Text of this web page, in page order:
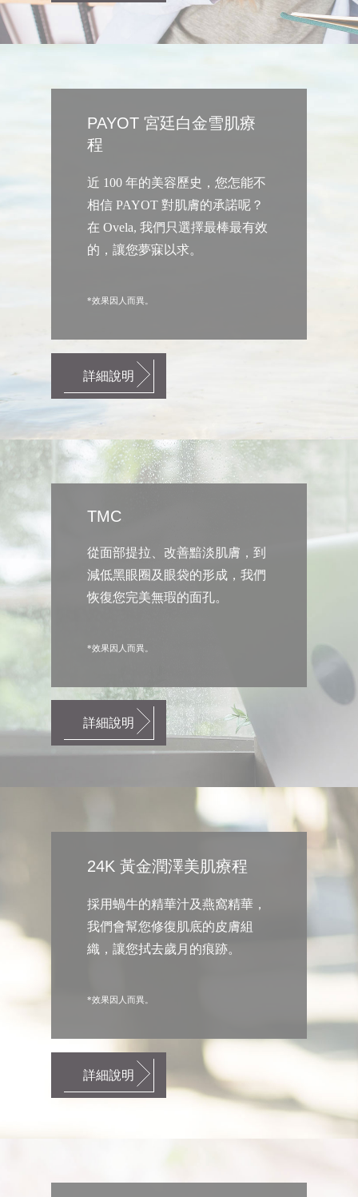
PAYOT 宮廷白金雪肌療
程
近 100 年的美容歷史，您怎能不
相信 PAYOT 對肌膚的承諾呢？
在 Ovela, 我們只選擇最棒最有效
的，讓您夢寐以求。
*效果因人而異。
詳細說明
TMC
從面部提拉、改善黯淡肌膚，到
減低黑眼圈及眼袋的形成，我們
恢復您完美無瑕的面孔。
*效果因人而異。
詳細說明
24K 黃金潤澤美肌療程
採用蝸牛的精華汁及燕窩精華，
我們會幫您修復肌底的皮膚組
織，讓您拭去歲月的痕跡。
*效果因人而異。
詳細說明